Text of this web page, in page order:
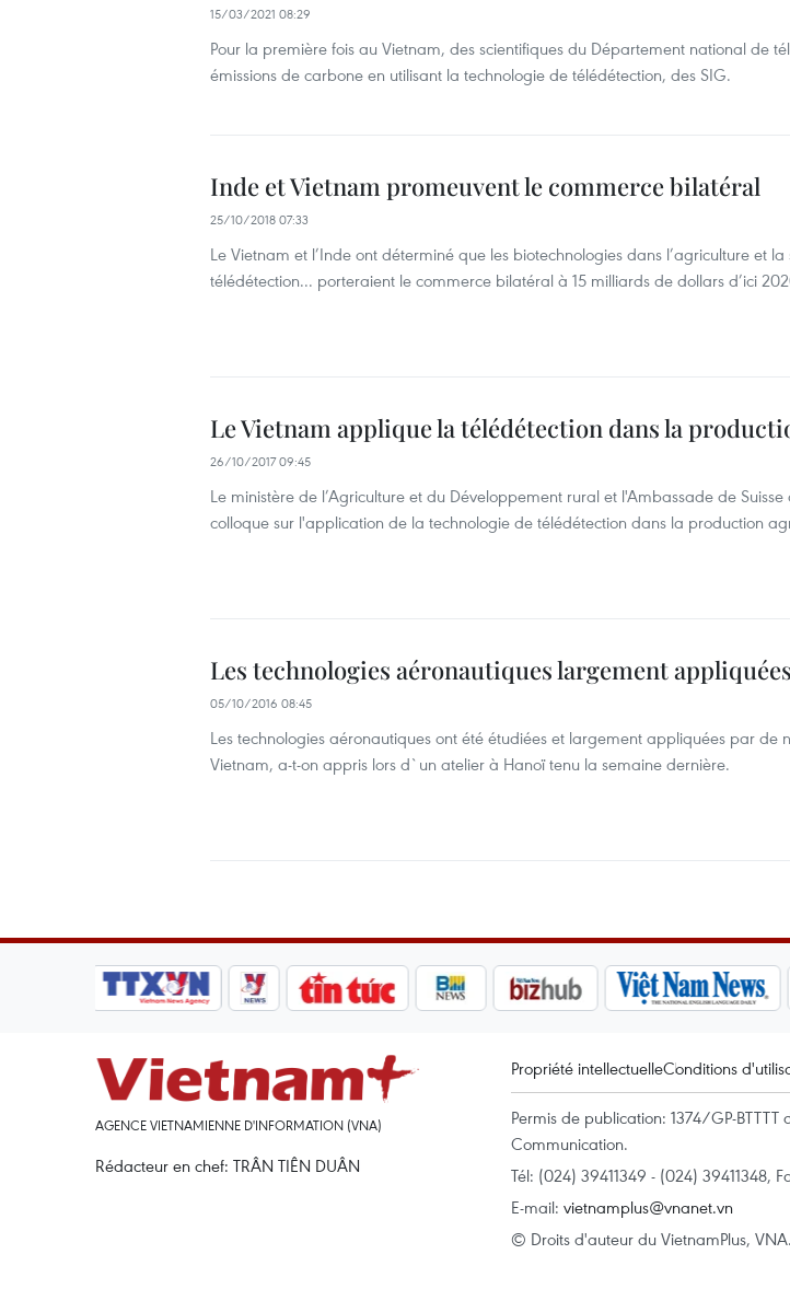
15/03/2021 08:29
Pour la première fois au Vietnam, des scientifiques du Département national de
émissions de carbone en utilisant la technologie de télédétection, des SIG.
Inde et Vietnam promeuvent le commerce bilatéral
25/10/2018 07:33
Le Vietnam et l’Inde ont déterminé que les biotechnologies dans l’agriculture et
télédétection... porteraient le commerce bilatéral à 15 milliards de dollars d’ici
Le Vietnam applique la télédétection dans la
26/10/2017 09:45
Le ministère de l’Agriculture et du Développement rural et l'Ambassade de
colloque sur l'application de la technologie de télédétection dans la production
Les technologies aéronautiques largement
05/10/2016 08:45
Les technologies aéronautiques ont été étudiées et largement appliquées par de
Vietnam, a-t-on appris lors d`un atelier à Hanoï tenu la semaine dernière.
AGENCE VIETNAMIENNE D'INFORMATION (VNA)
Rédacteur en chef: TRÂN TIÊN DUÂN
Propriété intellectuelleConditions
Permis de publication: 1374/GP-
Communication.
Tél: (024) 39411349 - (024) 39411348,
E-mail: vietnamplus@vnanet.vn
© Droits d'auteur du VietnamPlus,